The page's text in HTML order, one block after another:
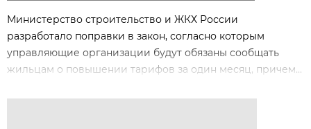
Министерство строительство и ЖКХ России
разработало поправки в закон, согласно которым
управляющие организации будут обязаны сообщать
жильцам о повышении тарифов за один месяц, причем...